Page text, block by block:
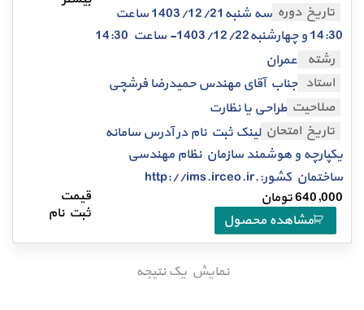
تاریخ دوره
سه شنبه1403/12/21 ساعت
14:30 و چهارشنبه1403/12/22- ساعت 14:30
رشته عمران
استاد جناب آقای مهندس حمیدرضا فرشچی
صلاحیت طراحی یا نظارت
تاریخ امتحان لینک ثبت نام در آدرس سامانه
یکپارچه و هوشمند سازمان نظام مهندسی
ساختمان کشور:.http://ims.irceo.ir
640,000تومان
مشاهده محصول
نمایش یک نتیجه